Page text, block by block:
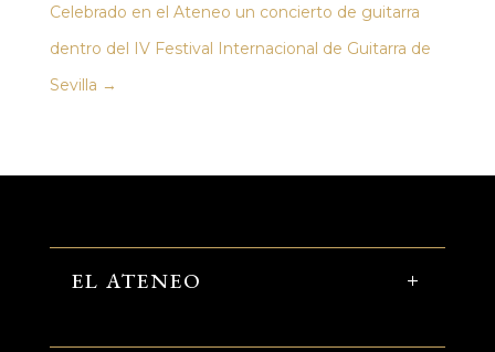
Celebrado en el Ateneo un concierto de guitarra
dentro del IV Festival Internacional de Guitarra de
Sevilla →
EL ATENEO